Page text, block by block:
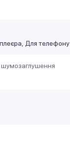
Для телефону
шумозаглушення